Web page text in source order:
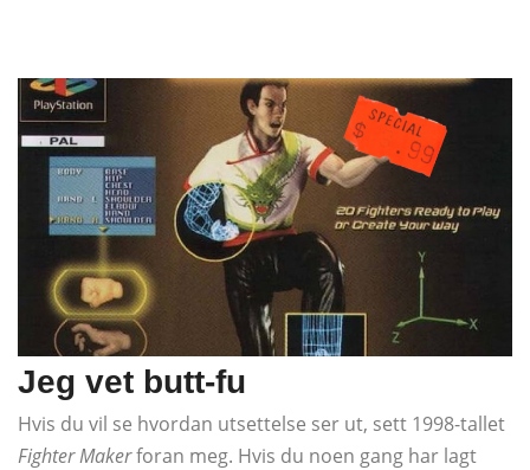
Jeg vet butt-fu
Hvis du vil se hvordan utsettelse ser ut, sett 1998-tallet
Fighter Makerforan meg. Hvis du noen gang har lagt